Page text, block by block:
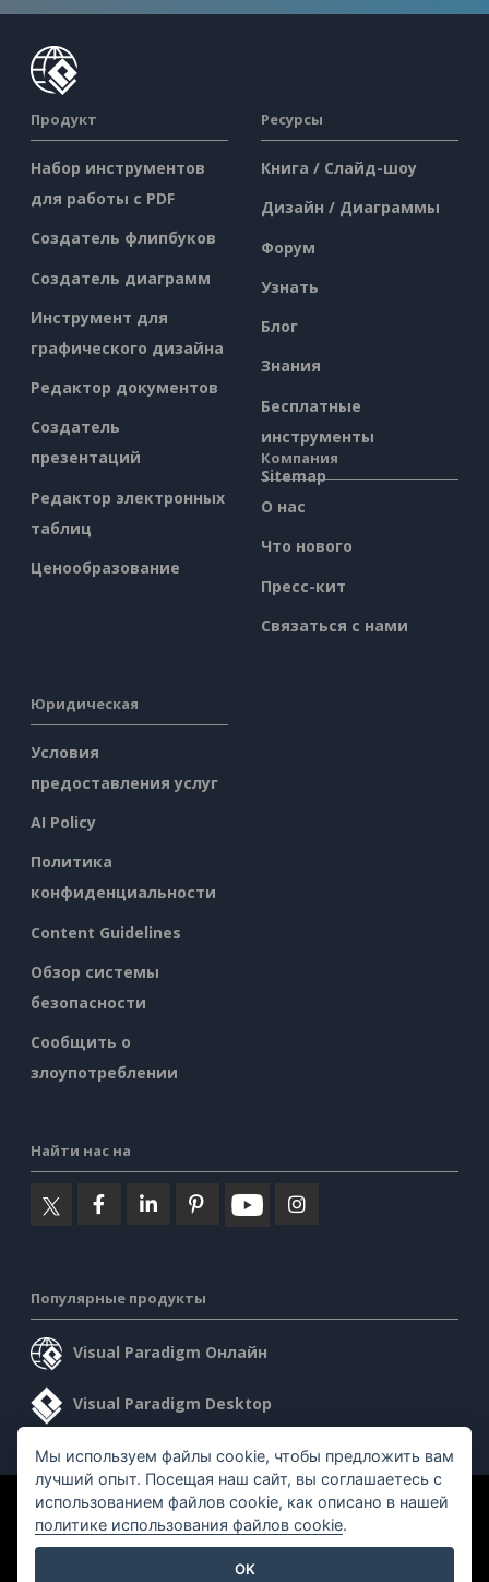
Продукт
Набор инструментов
для работы с PDF
Создатель флипбуков
Создатель диаграмм
Инструмент для
графического дизайна
Редактор документов
Создатель
презентаций
Редактор электронных
таблиц
Ценообразование
Ресурсы
Книга / Слайд-шоу
Дизайн / Диаграммы
Форум
Узнать
Блог
Знания
Бесплатные
инструменты
Sitemap
Компания
О нас
Что нового
Пресс-кит
Связаться с нами
Юридическая
Условия
предоставления услуг
AI Policy
Политика
конфиденциальности
Content Guidelines
Обзор системы
безопасности
Сообщить о
злоупотреблении
Найти нас на
Популярные продукты
Visual Paradigm Онлайн
Visual Paradigm Desktop
©2026 by Visual Paradigm. Все права защищены.
Мы используем файлы cookie, чтобы предложить вам
лучший опыт. Посещая наш сайт, вы соглашаетесь с
использованием файлов cookie, как описано в нашей
политике использования файлов cookie.
OK